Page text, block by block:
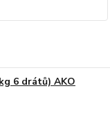
6 drátů) AKO